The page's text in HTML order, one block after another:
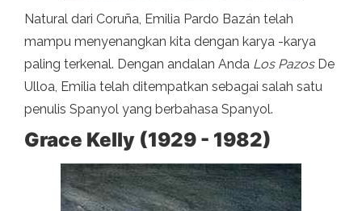
Natural dari Coruña, Emilia Pardo Bazán telah
mampu menyenangkan kita dengan karya -karya
paling terkenal. Dengan andalan Anda Los PazosDe
Ulloa, Emilia telah ditempatkan sebagai salah satu
penulis Spanyol yang berbahasa Spanyol.
Grace Kelly (1929 - 1982)